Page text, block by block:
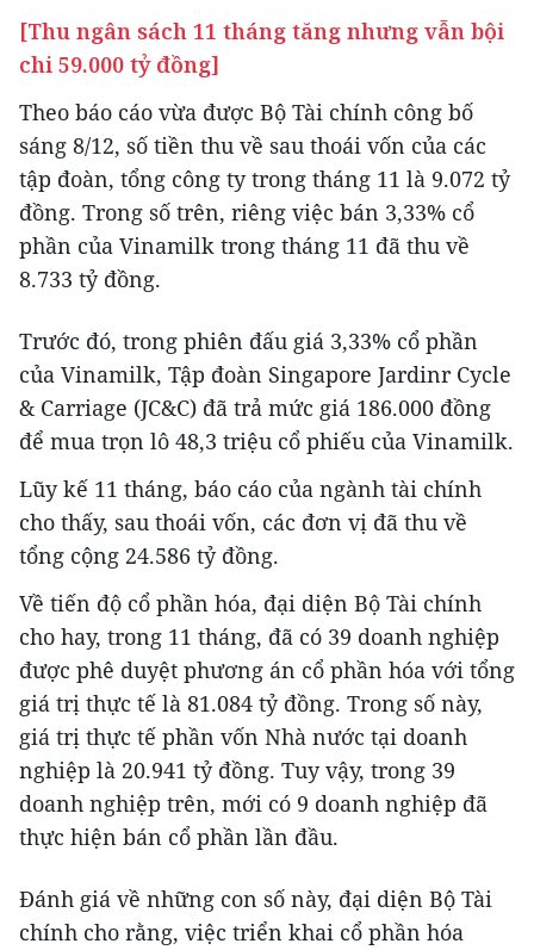
[Thu ngân sách 11 tháng tăng nhưng vẫn bội
chi 59.000 tỷ đồng]
Theo báo cáo vừa được Bộ Tài chính công bố
sáng 8/12, số tiền thu về sau thoái vốn của các
tập đoàn, tổng công ty trong tháng 11 là 9.072 tỷ
đồng. Trong số trên, riêng việc bán 3,33% cổ
phần của Vinamilk trong tháng 11 đã thu về
8.733 tỷ đồng.
Trước đó, trong phiên đấu giá 3,33% cổ phần
của Vinamilk, Tập đoàn Singapore Jardinr Cycle
& Carriage (JC&C) đã trả mức giá 186.000 đồng
để mua trọn lô 48,3 triệu cổ phiếu của Vinamilk.
Lũy kế 11 tháng, báo cáo của ngành tài chính
cho thấy, sau thoái vốn, các đơn vị đã thu về
tổng cộng 24.586 tỷ đồng.
Về tiến độ cổ phần hóa, đại diện Bộ Tài chính
cho hay, trong 11 tháng, đã có 39 doanh nghiệp
được phê duyệt phương án cổ phần hóa với tổng
giá trị thực tế là 81.084 tỷ đồng. Trong số này,
giá trị thực tế phần vốn Nhà nước tại doanh
nghiệp là 20.941 tỷ đồng. Tuy vậy, trong 39
doanh nghiệp trên, mới có 9 doanh nghiệp đã
thực hiện bán cổ phần lần đầu.
Đánh giá về những con số này, đại diện Bộ Tài
chính cho rằng, việc triển khai cổ phần hóa